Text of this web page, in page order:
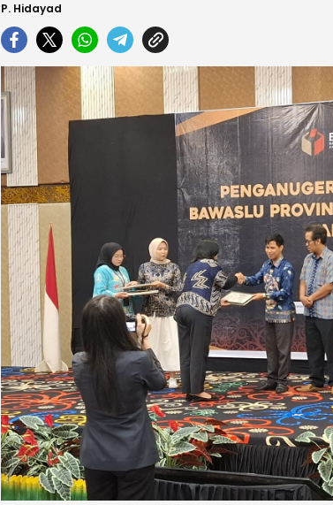
P. Hidayad